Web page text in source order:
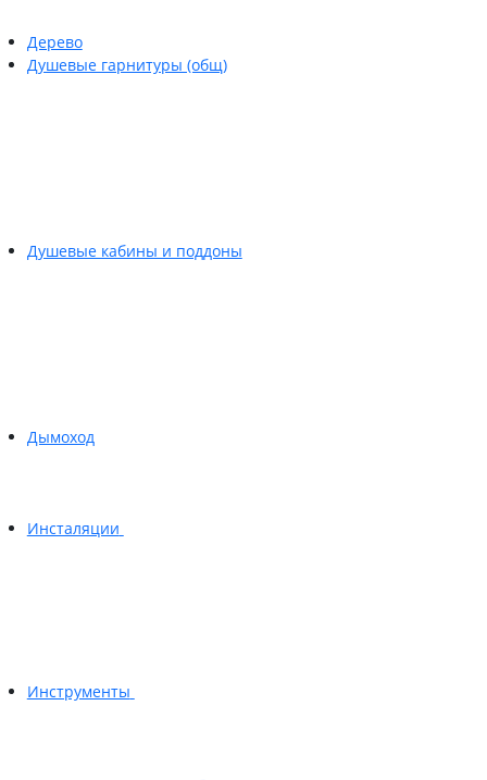
Дерево
Душевые гарнитуры (общ)
Душевые кабины и поддоны
Дымоход
Инсталяции
Инструменты